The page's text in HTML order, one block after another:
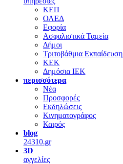
ΚΕΠ
ΟΑΕΔ
Εφορία
Ασφαλιστικά Ταμεία
Δήμοι
Τριτοβάθμια Εκπαίδευση
ΚΕΚ
Δημόσια ΙΕΚ
περισσότερα
Νέα
Προσφορές
Εκδηλώσεις
Κινηματογράφος
Καιρός
blog
24310.gr
3D
αγγελίες